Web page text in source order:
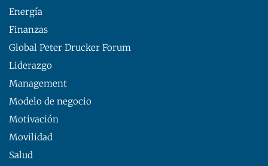
Energía
Finanzas
Global Peter Drucker Forum
Liderazgo
Management
Modelo de negocio
Motivación
Movilidad
Salud